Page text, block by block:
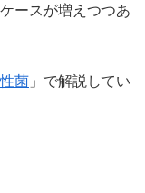
ースが増えつつあ
菌 」で解説してい